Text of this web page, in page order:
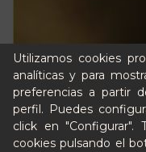
Utilizamos cookies
analíticas y para
preferencias a partir
perfil. Puedes
click en "Configurar".
cookies pulsando el